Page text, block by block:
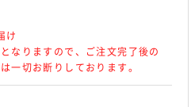
け
なりますので、ご注文完了後の
一切お断りしております。